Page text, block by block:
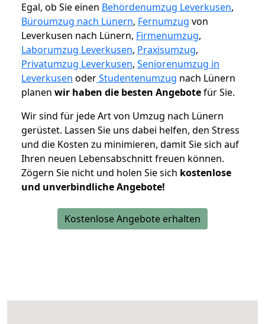
Egal, ob Sie einen Behördenumzug Leverkusen,
Büroumzug nach Lünern, Fernumzug von
Leverkusen nach Lünern, Firmenumzug,
Laborumzug Leverkusen, Praxisumzug,
Privatumzug Leverkusen, Seniorenumzug in
Leverkusen oderStudentenumzug nach Lünern
planen wir haben die besten Angebotefür Sie.
Wir sind für jede Art von Umzug nach Lünern
gerüstet. Lassen Sie uns dabei helfen, den Stress
und die Kosten zu minimieren, damit Sie sich auf
Ihren neuen Lebensabschnitt freuen können.
Zögern Sie nicht und holen Sie sich kostenlose
und unverbindliche Angebote!
Kostenlose Angebote erhalten